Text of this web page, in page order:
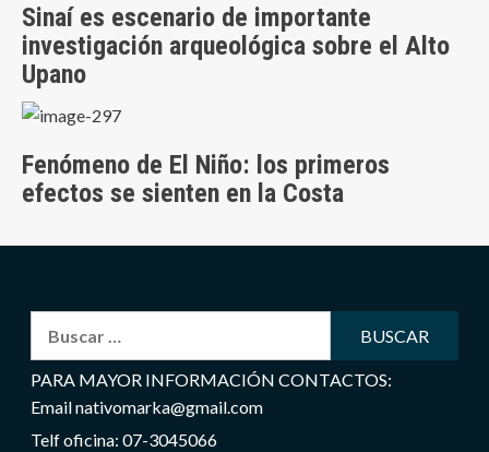
Sinaí es escenario de importante
investigación arqueológica sobre el Alto
Upano
Fenómeno de El Niño: los primeros
efectos se sienten en la Costa
PARA MAYOR INFORMACIÓN CONTACTOS:
Email nativomarka@gmail.com
Telf oficina: 07-3045066